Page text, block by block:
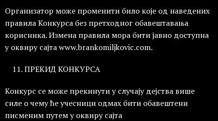
Организатор може променити било које од наведених
правила Конкурса без претходног обавештавања
корисника. Измена правила мора бити јавно доступна
у оквиру сајта www.brankomiljkovic.com.
ПРЕКИД КОНКУРСА
Конкурс се може прекинути у случају дејства више
силе о чему ће учесници одмах бити обавештени
писменим путем у оквиру сајта